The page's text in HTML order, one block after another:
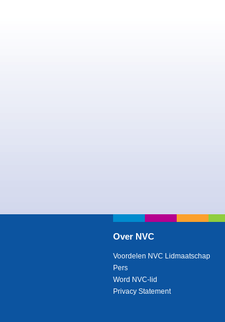
Over NVC
Voordelen NVC Lidmaatschap
Pers
Word NVC-lid
Privacy Statement